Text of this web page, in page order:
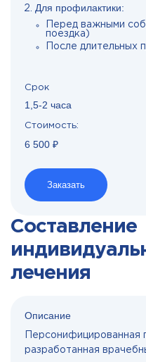
Для профилактики:
Перед важными
поездка)
После длительных
Срок
1,5-2 часа
Стоимость:
6 500 ₽
Заказать
Составление
лечения
Описание
Персонифицированная
разработанная